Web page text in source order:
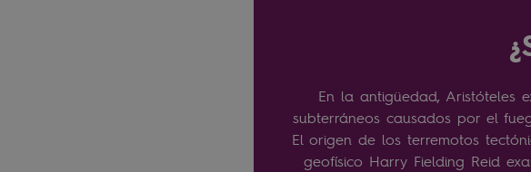
En la antigüedad, Aristóteles
subterráneos causados ​​por el
El origen de los terremotos
geofísico Harry Fielding Reid